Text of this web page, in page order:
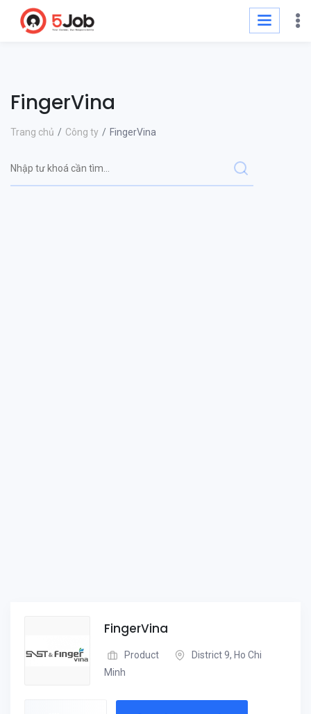
FingerVina
Trang chủ Công ty FingerVina
FingerVina
Product
District 9, Ho Chi
Minh